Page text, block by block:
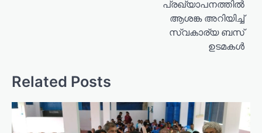
a
i
പ്രഖ്യാപനത്തില്‍
ആശങ്ക അറിയിച്ച്
സ്വകാര്യ ബസ്
ഉടമകള്‍
Related Posts